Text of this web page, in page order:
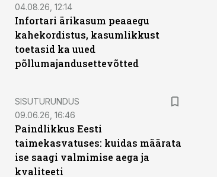
04.08.26, 12:14
Infortari ärikasum peaaegu
kahekordistus, kasumlikkust
toetasid ka uued
põllumajandusettevõtted
ST
SISUTURUNDUS
09.06.26, 16:46
Paindlikkus Eesti
taimekasvatuses: kuidas määrata
ise saagi valmimise aega ja
kvaliteeti